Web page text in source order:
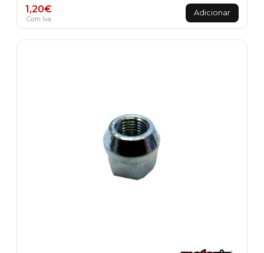
1,20€
Com Iva
Adicionar